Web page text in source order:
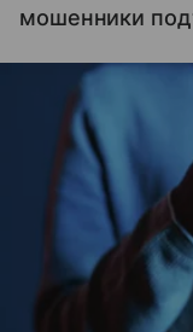
мошенники